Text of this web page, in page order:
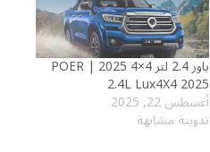
باور 2.4 لتر 4×4 2025 | POER
2.4L Lux4X4 2025
أغسطس 22, 2025
تدوينة مشابهة